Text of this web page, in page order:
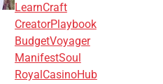
LearnCraft
CreatorPlaybook
BudgetVoyager
ManifestSoul
RoyalCasinoHub